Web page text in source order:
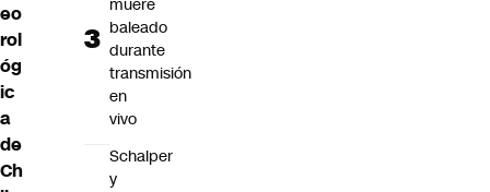
eo
rol
óg
ic
a
de
Ch
muere
baleado
durante
transmisión
en
vivo
Schalper
y